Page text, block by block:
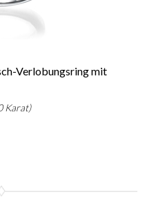
Verlobungsring mit
Karat)